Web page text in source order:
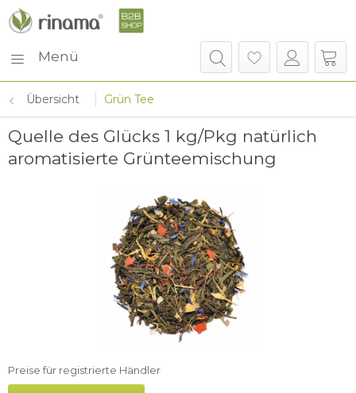
Menü
Übersicht Grün Tee
Quelle des Glücks 1 kg/Pkg natürlich
aromatisierte Grünteemischung
Preise für registrierte Händler